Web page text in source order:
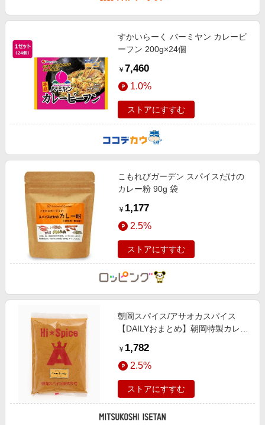
すかいらーく バーミヤン カレービ
ーフン 200g×24個
￥ 7,460
1.0%
ストアにすすむ
こもれびガーデン スパイスだけの
カレー粉 90g 袋
￥ 1,177
2.5%
ストアにすすむ
朝岡スパイス/アサオカスパイス
【DAILYおまとめ】朝岡特製カレー
￥ 1,782
2.5%
ストアにすすむ